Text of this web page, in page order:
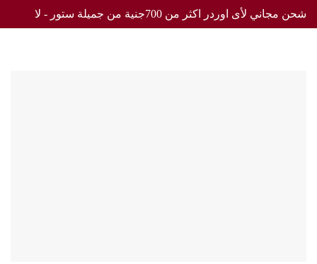
شحن مجاني لأى اوردر اكثر من 700جنية من جميلة ستور - لا
تفوت العرض